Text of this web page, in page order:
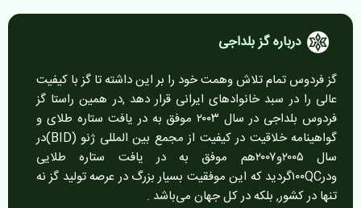
درباره گز بلداجی
گز فردوس تمام تلاش وهمت خود را بر این داشته تا گز با کیفیت
عالی را در سبد خانوادهای ایرانی قرار دهد ,در همین راستا گز
فردوس بلداجی در سال ۲۰۰۳ موفق به در یافت ستاره طلای و
گواهینامه خلاقیت در کیفیت از مجمع بین المللی ژنو (BID)در
سال ۲۰۰۵و۲۰۰۷هم موفق به در یافت ستاره طلایی
ودر۱۰۰QCگردید که این موفقیت بسیار بزرگ در عرصه تولید گز نه
تنها در کشور, بلکه در کل جهان می‌باشد .